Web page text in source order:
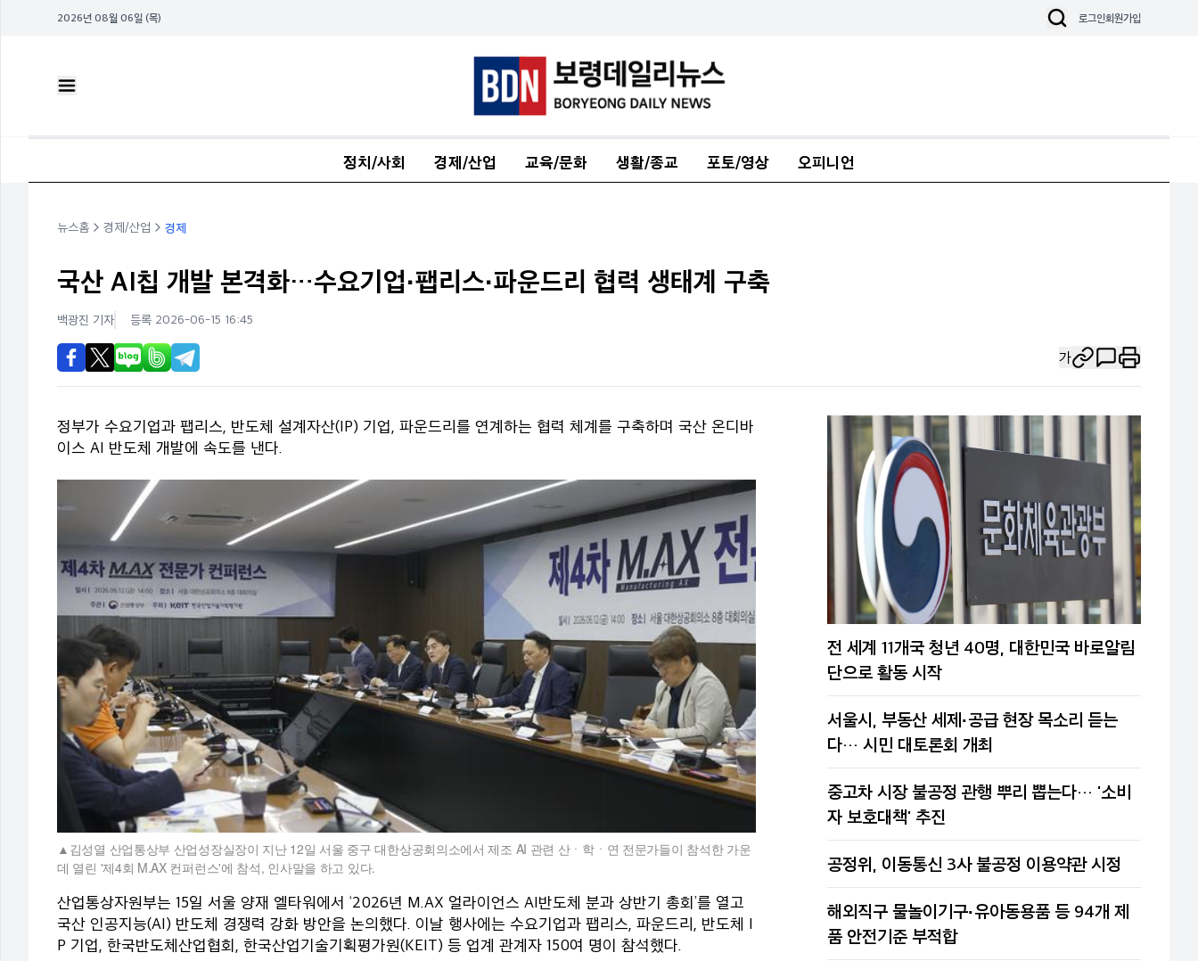
2026년 08월 06일 (목) 로그인회원가입
정치/사회 경제/산업 교육/문화 생활/종교 포토/영상 오피니언
뉴스홈 경제/산업 경제
국산 AI칩 개발 본격화…수요기업·팹리스·파운드리 협력 생태계 구축
백광진 기자 등록 2026-06-15 16:45
가
정부가 수요기업과 팹리스, 반도체 설계자산(IP) 기업, 파운드리를 연계하는 협력 체계를 구축하며 국산 온디바
이스 AI 반도체 개발에 속도를 낸다.
김성열 산업통상부 산업성장실장이 지난 12일 서울 중구 대한상공회의소에서 제조 AI 관련 산ㆍ학ㆍ연 전문가들이 참석한 가운
데 열린 '제4회 M.AX 컨퍼런스'에 참석, 인사말을 하고 있다.
산업통상자원부는 15일 서울 양재 엘타워에서 ‘2026년 M.AX 얼라이언스 AI반도체 분과 상반기 총회’를 열고
국산 인공지능(AI) 반도체 경쟁력 강화 방안을 논의했다. 이날 행사에는 수요기업과 팹리스, 파운드리, 반도체 I
P 기업, 한국반도체산업협회, 한국산업기술기획평가원(KEIT) 등 업계 관계자 150여 명이 참석했다.
전 세계 11개국 청년 40명, 대한민국 바로알림
단으로 활동 시작
서울시, 부동산 세제·공급 현장 목소리 듣는
다… 시민 대토론회 개최
중고차 시장 불공정 관행 뿌리 뽑는다… '소비
자 보호대책' 추진
공정위, 이동통신 3사 불공정 이용약관 시정
해외직구 물놀이기구·유아동용품 등 94개 제
품 안전기준 부적합